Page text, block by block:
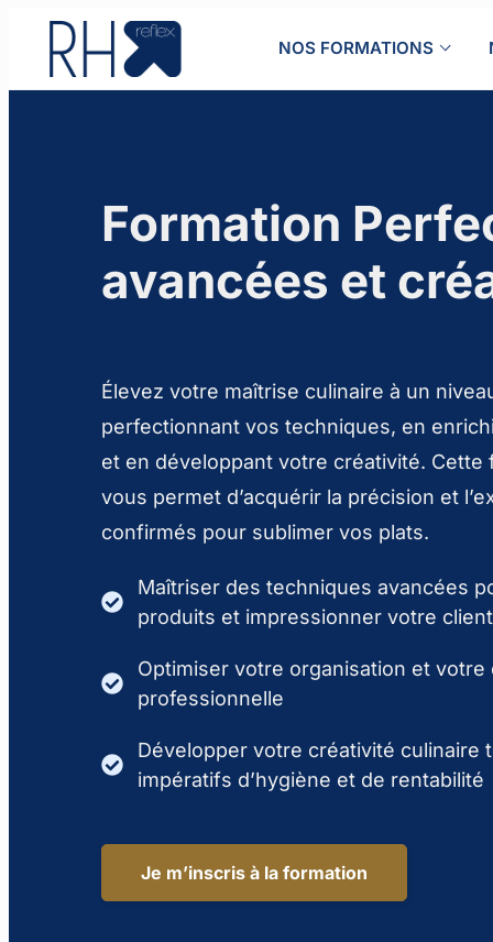
contenu
NOS FORMATIONS
Formation
avancées et
Élevez votre maîtrise culinaire à un
perfectionnant vos techniques, en
et en développant votre créativité. Cette
vous permet d’acquérir la précision et
confirmés pour sublimer vos plats.
Maîtriser des techniques avancées
produits et impressionner votre
Optimiser votre organisation et
professionnelle
Développer votre créativité culinaire
impératifs d’hygiène et de rentabilité
Je m’inscris à la formation